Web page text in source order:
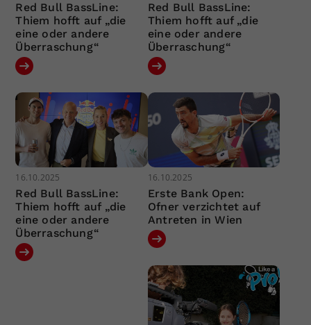
Red Bull BassLine:
Thiem hofft auf „die
eine oder andere
Überraschung“
Red Bull BassLine:
Thiem hofft auf „die
eine oder andere
Überraschung“
16.10.2025
Red Bull BassLine:
Thiem hofft auf „die
eine oder andere
Überraschung“
16.10.2025
Erste Bank Open:
Ofner verzichtet auf
Antreten in Wien